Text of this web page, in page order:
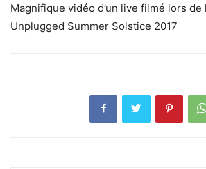
Magnifique vidéo d’un live filmé lors de
Unplugged Summer Solstice 2017